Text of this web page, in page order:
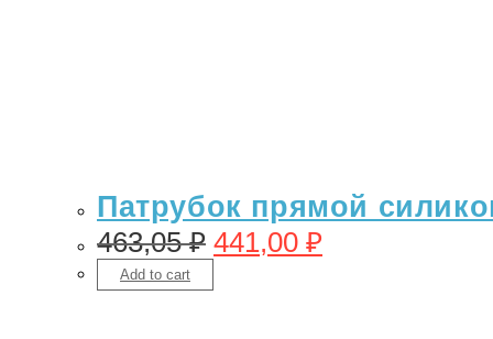
Патрубок прямой
463,05₽ 441,00 ₽
Add to cart